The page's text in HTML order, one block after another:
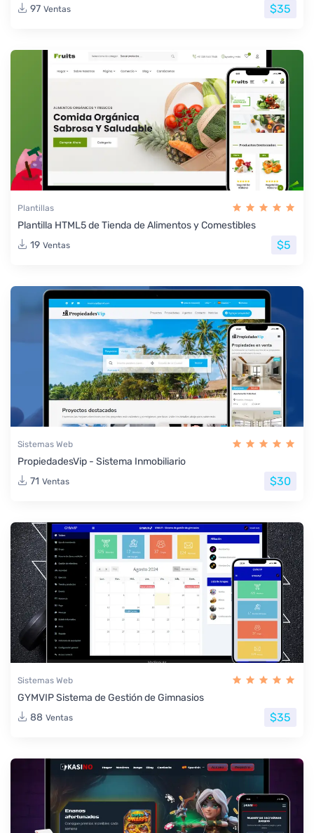
97 Ventas $35
Plantillas
Plantilla HTML5 de Tienda de Alimentos y Comestibles
19 Ventas $5
Sistemas Web
PropiedadesVip - Sistema Inmobiliario
71 Ventas $30
Sistemas Web
GYMVIP Sistema de Gestión de Gimnasios
88 Ventas $35